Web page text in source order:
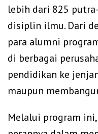
lebih dari 825
disiplin ilmu. Dari
para alumni
di berbagai
pendidikan ke
maupun
Melalui program